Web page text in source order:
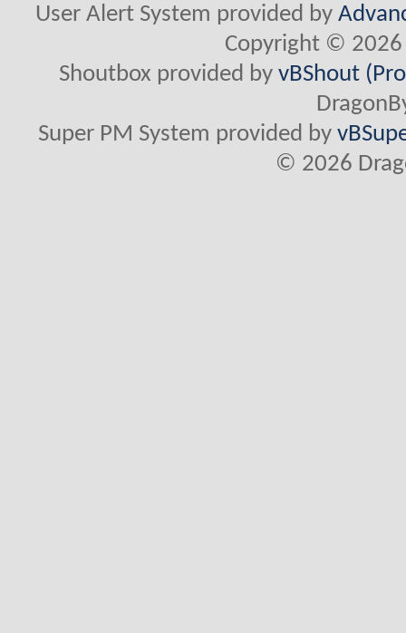
User Alert System provided by
Copyright © 2026
Shoutbox provided byvBShout
Super PM System provided by
© 2026